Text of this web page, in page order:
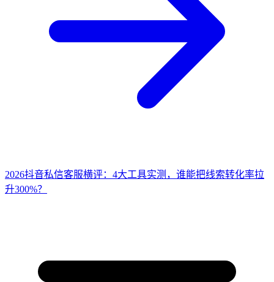
2026抖音私信客服横评：4大工具实测，谁能把线索转化率拉
升300%？